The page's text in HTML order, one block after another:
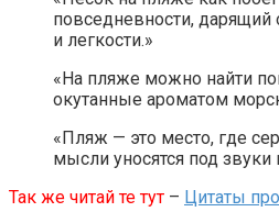
повседневности,
и легкости.»
«На пляже можно найти
окутанные ароматом
«Пляж — это место, где
мысли уносятся под
Так же читай те тут – Цитаты